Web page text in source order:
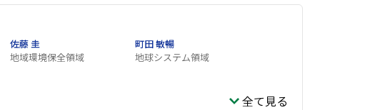
佐藤 圭
地域環境保全領域
町田 敏暢
地球システム領域
全て見る